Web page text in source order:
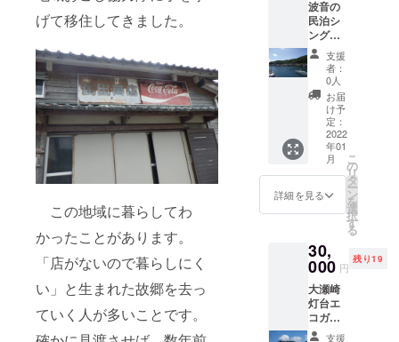
げて移住してきました。
この地域に暮らしてわ
かったことがあります。
「店がないので暮らしにく
い」と生まれた故郷を去っ
ていく人が多いことです。
ださ
い。)。
玉之浦
港を出
港し，
赤灯台
を越え
て，大
瀬崎灯
台を眺
められ
る断崖
下ま
で。海
ダイナ
ミック
をプロ
のガイ
ド船長
の案内
波音の
民泊シ
ングル
貸切１
泊と釣
り体験
セッ
ト。プ
ロのエ
コガイ
ドでも
あるご
主人と
の案内
で釣り
しょう
（海が
荒れた
場合は
別のプ
ログラ
ムにな
支援
者：
0人
お届
け予
定：
2022
年01
月
詳細を見る
こ
の
リ
タ
ー
ン
を
選
択
す
る
30,
000 円
残り19
大瀬崎
灯台エ
コガイ
ドク支援